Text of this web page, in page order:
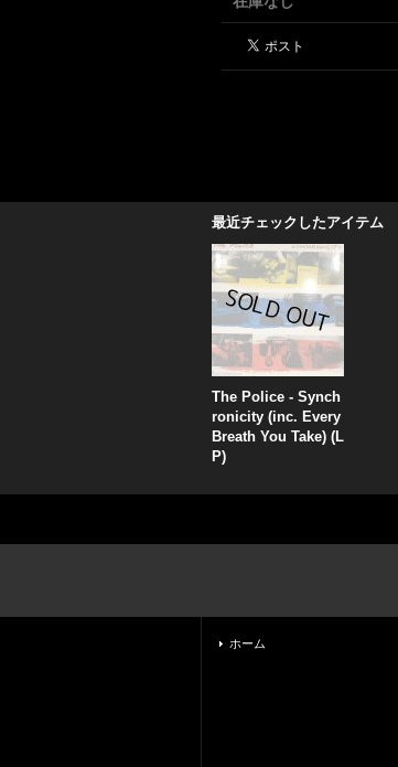
最近チェックしたアイテム
The Police - Synch
ronicity (inc. Every
Breath You Take) (L
P)
ホーム